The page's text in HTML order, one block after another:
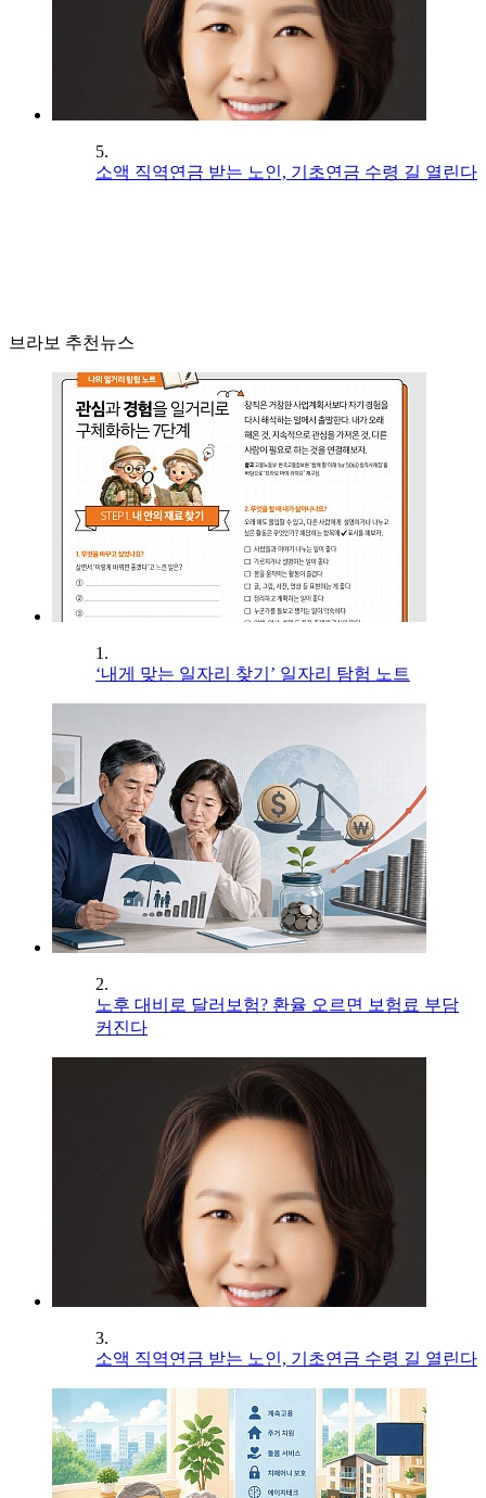
5.
소액 직역연금 받는 노인, 기초연금 수령 길 열린다
브라보 추천뉴스
1.
‘내게 맞는 일자리 찾기’ 일자리 탐험 노트
2.
노후 대비로 달러보험? 환율 오르면 보험료 부담
커진다
3.
소액 직역연금 받는 노인, 기초연금 수령 길 열린다